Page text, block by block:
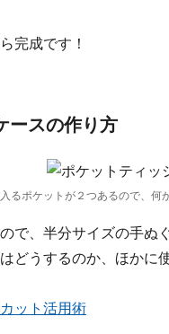
完成です！
ースの作り方
るポケットが２つあるので、何
で、半分サイズの手ぬ
どうするのか、ほかに
ット活用術